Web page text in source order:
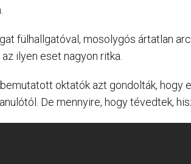
fülhallgatóval, mosolygós ártatlan
ilyen eset nagyon ritka.
oktatók azt gondolták, hogy
De mennyire, hogy tévedtek,